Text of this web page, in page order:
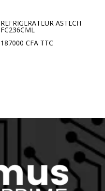
REFRIGERATEUR ASTECH
FC236CML
187000CFA TTC